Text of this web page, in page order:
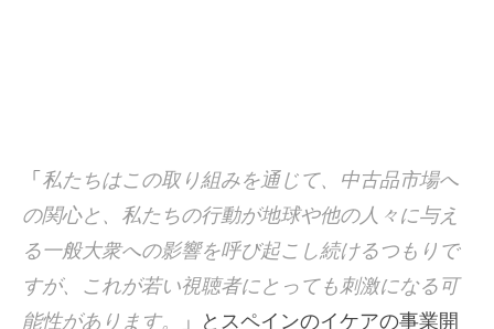
「私たちはこの取り組みを通じて、中古品市場へ
の関心と、私たちの行動が地球や他の人々に与え
る一般大衆への影響を呼び起こし続けるつもりで
すが、これが若い視聴者にとっても刺激になる可
能性があります。
」とスペインのイケアの事業開